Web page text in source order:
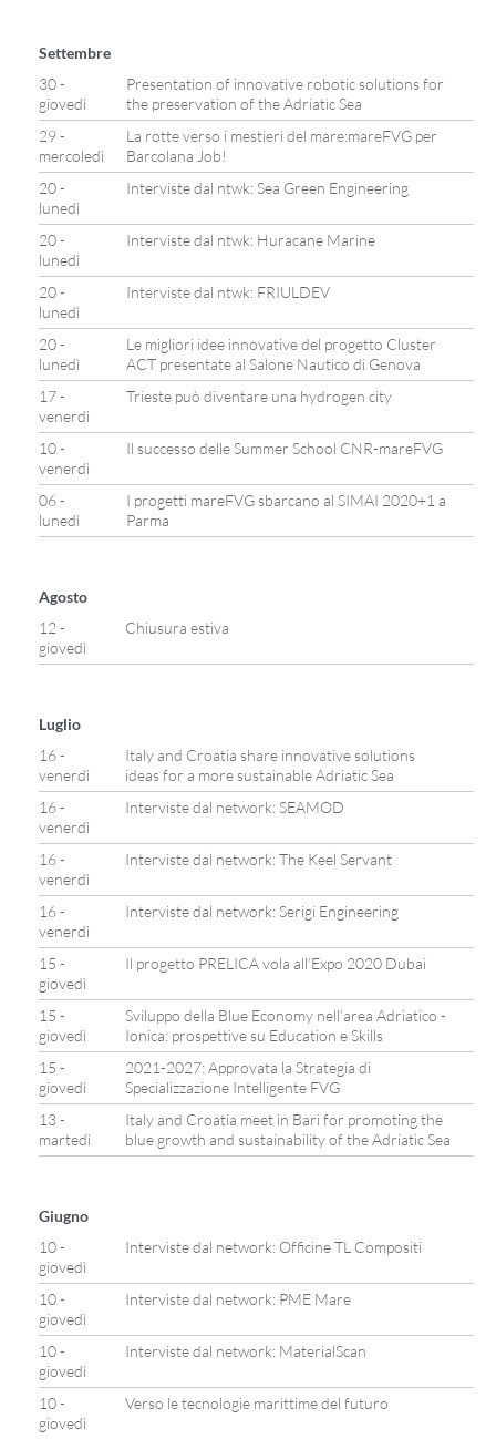
Settembre
30 -
giovedì
Presentation of innovative robotic solutions for
the preservation of the Adriatic Sea
29 -
mercoledì
La rotte verso i mestieri del mare:mareFVG per
Barcolana Job!
20 -
lunedì
Interviste dal ntwk: Sea Green Engineering
20 -
lunedì
Interviste dal ntwk: Huracane Marine
20 -
lunedì
Interviste dal ntwk: FRIULDEV
20 -
lunedì
Le migliori idee innovative del progetto Cluster
ACT presentate al Salone Nautico di Genova
17 -
venerdì
Trieste può diventare una hydrogen city
10 -
venerdì
Il successo delle Summer School CNR-mareFVG
06 -
lunedì
I progetti mareFVG sbarcano al SIMAI 2020+1 a
Parma
Agosto
12 -
giovedì
Chiusura estiva
Luglio
16 -
venerdì
Italy and Croatia share innovative solutions
ideas for a more sustainable Adriatic Sea
16 -
venerdì
Interviste dal network: SEAMOD
16 -
venerdì
Interviste dal network: The Keel Servant
16 -
venerdì
Interviste dal network: Serigi Engineering
15 -
giovedì
Il progetto PRELICA vola all’Expo 2020 Dubai
15 -
giovedì
Sviluppo della Blue Economy nell’area Adriatico -
Ionica: prospettive su Education e Skills
15 -
giovedì
2021-2027: Approvata la Strategia di
Specializzazione Intelligente FVG
13 -
martedì
Italy and Croatia meet in Bari for promoting the
blue growth and sustainability of the Adriatic Sea
Giugno
10 -
giovedì
Interviste dal network: Officine TL Compositi
10 -
giovedì
Interviste dal network: PME Mare
10 -
giovedì
Interviste dal network: MaterialScan
10 -
giovedì
Verso le tecnologie marittime del futuro